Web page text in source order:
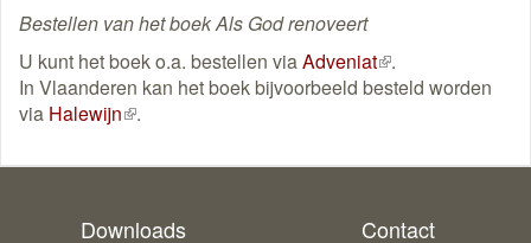
Bestellen van het boek Als God renoveert
U kunt het boek o.a. bestellen viaAdveniat(externe
link)
.
In Vlaanderen kan het boek bijvoorbeeld besteld worden
via Halewijn(externe
.
Downloads Contact